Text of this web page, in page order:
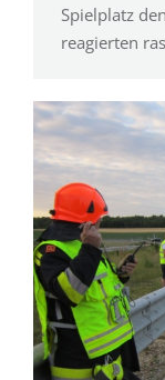
Spielplatz
reagierten